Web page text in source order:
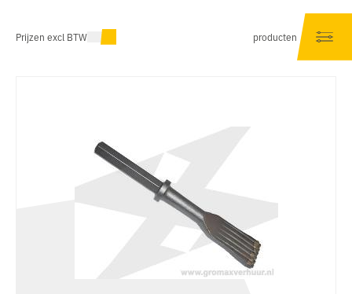
producten
Prijzen excl BTW